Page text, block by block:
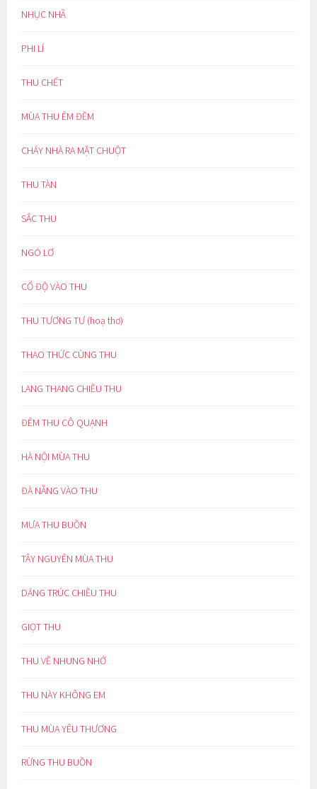
NHỤC NHÃ
PHI LÍ
THU CHẾT
MÙA THU ÊM ĐỀM
CHÁY NHÀ RA MẶT CHUỘT
THU TÀN
SẮC THU
NGÓ LƠ
CỔ ĐỘ VÀO THU
THU TƯƠNG TƯ (hoạ thơ)
THAO THỨC CÙNG THU
LANG THANG CHIỀU THU
ĐÊM THU CÔ QUẠNH
HÀ NỘI MÙA THU
ĐÀ NẴNG VÀO THU
MƯA THU BUỒN
TÂY NGUYÊN MÙA THU
DÁNG TRÚC CHIỀU THU
GIỌT THU
THU VỀ NHUNG NHỚ
THU NÀY KHÔNG EM
THU MÙA YÊU THƯƠNG
RỪNG THU BUỒN